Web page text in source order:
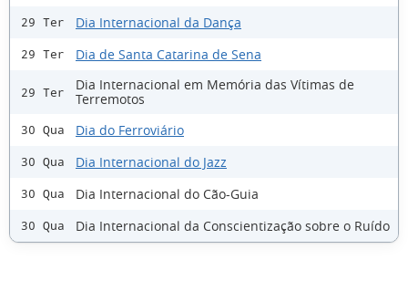
29 Ter Dia Internacional da Dança
29 Ter Dia de Santa Catarina de Sena
29 Ter
Dia Internacional em Memória das Vítimas de
Terremotos
30 Qua Dia do Ferroviário
30 Qua Dia Internacional do Jazz
30 Qua Dia Internacional do Cão-Guia
30 Qua Dia Internacional da Conscientização sobre o Ruído